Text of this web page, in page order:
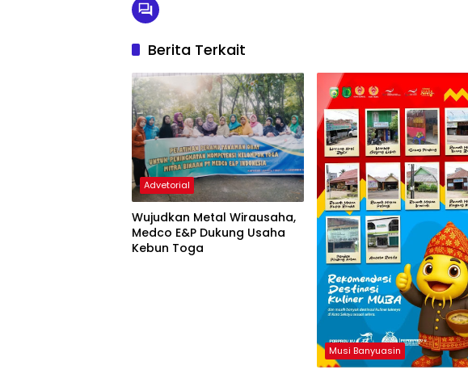
Berita Terkait
Advetorial
Wujudkan Metal Wirausaha,
Medco E&P Dukung Usaha
Kebun Toga
Musi Banyuasin